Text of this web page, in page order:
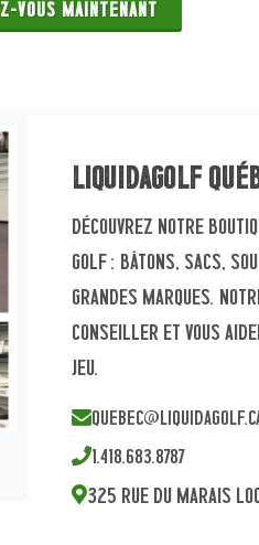
VOUS MAINTENANT
Liquidagolf
Découvrez notre
golf : bâtons, sacs,
grandes marques.
conseiller et vous
jeu.
1.418.683.8787
325 Rue du Marais